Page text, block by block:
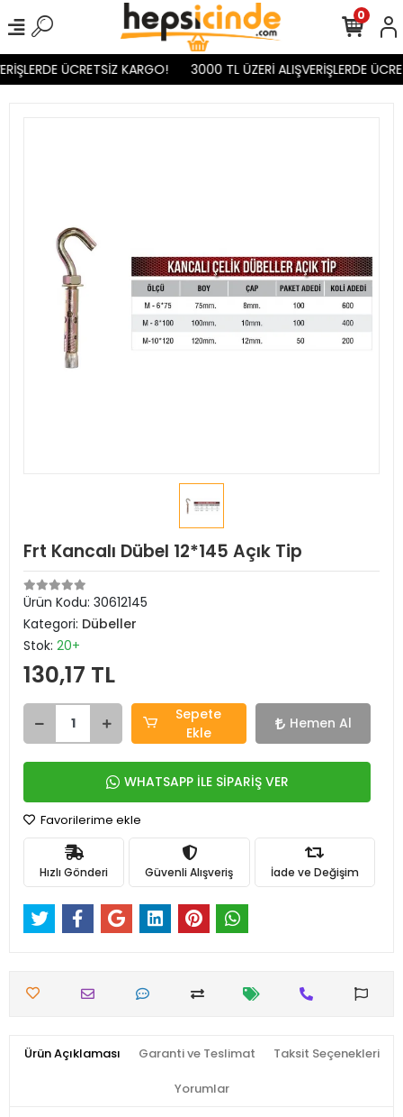
ÜCRETSİZ KARGO! 3000 TL ÜZERİ ALIŞVERİŞLERDE
0
Frt Kancalı Dübel 12*145 Açık Tip
Ürün Kodu: 30612145
Kategori: Dübeller
Stok: 20+
130,17 TL
Sepete
Ekle
Hemen Al
WHATSAPP İLE SİPARİŞ VER
Favorilerime ekle
Hızlı Gönderi Güvenli Alışveriş İade ve Değişim
Ürün Açıklaması Garanti ve Teslimat Taksit Seçenekleri
Yorumlar